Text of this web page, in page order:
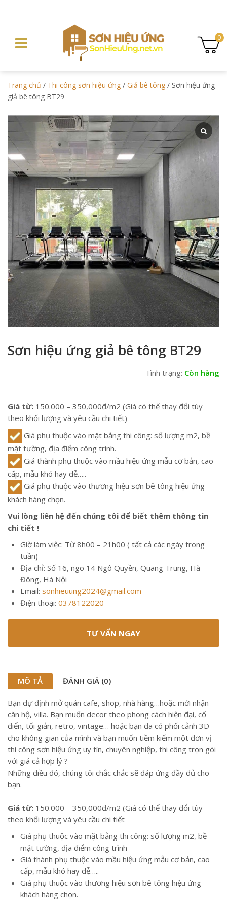
0
Trang chủ / Thi công sơn hiệu ứng / Giả bê tông / Sơn hiệu ứng
giả bê tông BT29
Sơn hiệu ứng giả bê tông BT29
Tình trạng: Còn hàng
Giá từ: 150.000 – 350,000đ/m2 (Giá có thể thay đổi tùy
theo khối lượng và yêu cầu chi tiết)
Giá phụ thuộc vào mặt bằng thi công: số lượng m2, bề
mặt tường, địa điểm công trình.
Giá thành phụ thuộc vào mầu hiệu ứng mẫu cơ bản, cao
cấp, mẫu khó hay dễ…..
Giá phụ thuộc vào thương hiệu sơn bê tông hiệu ứng
khách hàng chọn.
Vui lòng liên hệ đến chúng tôi để biết thêm thông tin
chi tiết !
Giờ làm việc: Từ 8h00 – 21h00 ( tất cả các ngày trong
tuần)
Địa chỉ: Số 16, ngõ 14 Ngô Quyền, Quang Trung, Hà
Đông, Hà Nội
Email: sonhieuung2024@gmail.com
Điện thoại: 0378122020
TƯ VẤN NGAY
MÔ TẢ ĐÁNH GIÁ (0)
Bạn dự định mở quán cafe, shop, nhà hàng…hoặc mới nhận
căn hộ, villa. Bạn muốn decor theo phong cách hiện đại, cổ
điển, tối giản, retro, vintage… hoặc bạn đã có phối cảnh 3D
cho không gian của mình và bạn muốn tiềm kiếm một đơn vị
thi công sơn hiệu ứng uy tín, chuyên nghiệp, thi công trọn gói
với giá cả hợp lý ?
Những điều đó, chúng tôi chắc chắc sẽ đáp ứng đầy đủ cho
bạn.
Giá từ: 150.000 – 350,000đ/m2 (Giá có thể thay đổi tùy
theo khối lượng và yêu cầu chi tiết
Giá phụ thuộc vào mặt bằng thi công: số lượng m2, bề
mặt tường, địa điểm công trình
Giá thành phụ thuộc vào mầu hiệu ứng mẫu cơ bản, cao
cấp, mẫu khó hay dễ…..
Giá phụ thuộc vào thương hiệu sơn bê tông hiệu ứng
khách hàng chọn.